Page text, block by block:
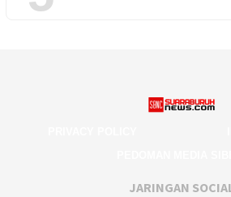
JARINGAN